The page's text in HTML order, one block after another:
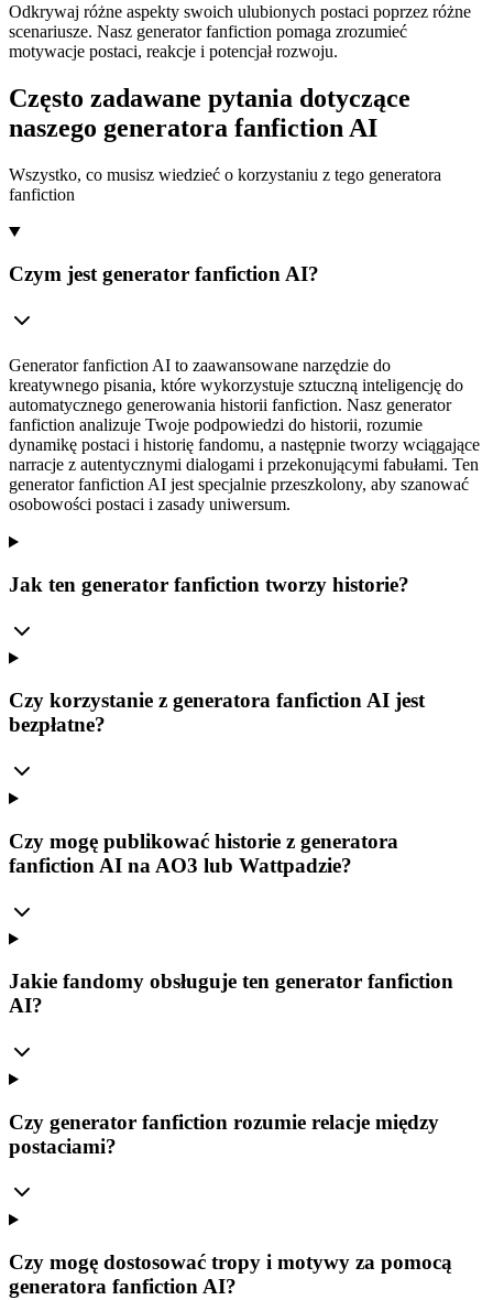
Odkrywaj różne aspekty swoich ulubionych postaci poprzez różne
scenariusze. Nasz generator fanfiction pomaga zrozumieć
motywacje postaci, reakcje i potencjał rozwoju.
Często zadawane pytania dotyczące
naszego generatora fanfiction AI
Wszystko, co musisz wiedzieć o korzystaniu z tego generatora
fanfiction
Czym jest generator fanfiction AI?
Generator fanfiction AI to zaawansowane narzędzie do
kreatywnego pisania, które wykorzystuje sztuczną inteligencję do
automatycznego generowania historii fanfiction. Nasz generator
fanfiction analizuje Twoje podpowiedzi do historii, rozumie
dynamikę postaci i historię fandomu, a następnie tworzy wciągające
narracje z autentycznymi dialogami i przekonującymi fabułami. Ten
generator fanfiction AI jest specjalnie przeszkolony, aby szanować
osobowości postaci i zasady uniwersum.
Jak ten generator fanfiction tworzy historie?
Czy korzystanie z generatora fanfiction AI jest
bezpłatne?
Czy mogę publikować historie z generatora
fanfiction AI na AO3 lub Wattpadzie?
Jakie fandomy obsługuje ten generator fanfiction
AI?
Czy generator fanfiction rozumie relacje między
postaciami?
Czy mogę dostosować tropy i motywy za pomocą
generatora fanfiction AI?